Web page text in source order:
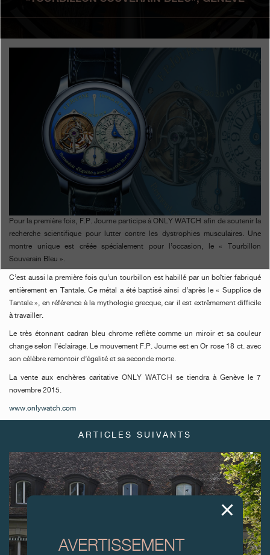
Boutiques
Catalogue
Contact
Search
Rechercher
FRANÇAIS ENGLISH 日本語
Pour la première fois, F.P. Journe participe à ONLY WATCH afin de soutenir la
recherche scientifique pour lutter contre les dystrophies musculaires. Une
montre unique est créée spécialement pour l’occasion, le « Tourbillon
Souverain Bleu ».
C’est aussi la première fois qu’un tourbillon est habillé par un boîtier fabriqué
entièrement en Tantale. Ce métal a été baptisé ainsi d’après le « Supplice de
Tantale », en référence à la mythologie grecque, car il est extrêmement difficile
à travailler.
Le très étonnant cadran bleu chrome reflète comme un miroir et sa couleur
change selon l’éclairage. Le mouvement F.P. Journe est en Or rose 18 ct. avec
son célèbre remontoir d’égalité et sa seconde morte.
La vente aux enchères caritative ONLY WATCH se tiendra à Genève le 7
novembre 2015.
www.onlywatch.com
ARTICLES SUIVANTS
AVERTISSEMENT